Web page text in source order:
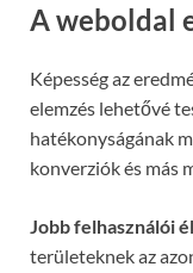
A weboldal
Képesség az
elemzés lehetővé
hatékonyságának
konverziók és más
Jobb felhasználói
területeknek az